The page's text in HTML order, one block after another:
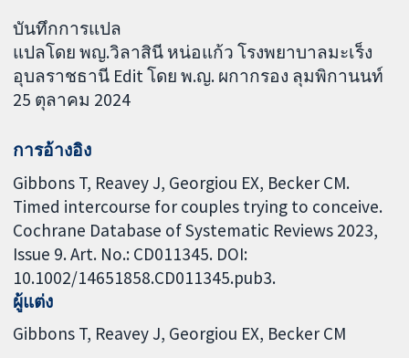
บันทึกการแปล
แปลโดย พญ.วิลาสินี หน่อแก้ว โรงพยาบาลมะเร็ง
อุบลราชธานี Edit โดย พ.ญ. ผกากรอง ลุมพิกานนท์
25 ตุลาคม 2024
การอ้างอิง
Gibbons T, Reavey J, Georgiou EX, Becker CM.
Timed intercourse for couples trying to conceive.
Cochrane Database of Systematic Reviews 2023,
Issue 9. Art. No.: CD011345. DOI:
10.1002/14651858.CD011345.pub3.
ผู้แต่ง
Gibbons T Reavey J Georgiou EX Becker CM